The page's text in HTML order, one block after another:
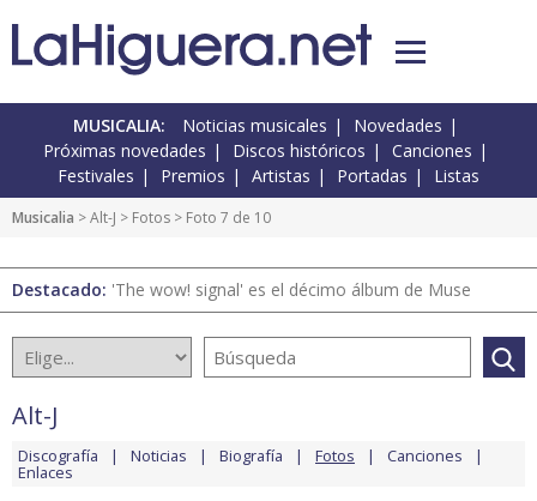
MUSICALIA: Noticias musicales
Novedades
Próximas novedades
Discos históricos
Canciones
Festivales
Premios Artistas Portadas Listas
Musicalia >Alt-J > Fotos > Foto 7 de 10
Destacado: 'The wow! signal' es el décimo álbum de Muse
Alt-J
Discografía Noticias Biografía Fotos Canciones
Enlaces